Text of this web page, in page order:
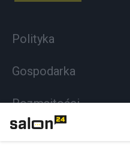
Polityka
Gospodarka
Rozmaitości